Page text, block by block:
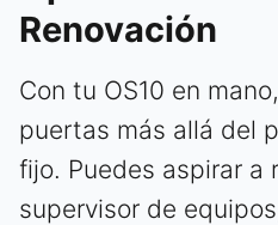
Renovación
Con tu OS10 en
puertas más allá del
fijo. Puedes aspirar a
supervisor de